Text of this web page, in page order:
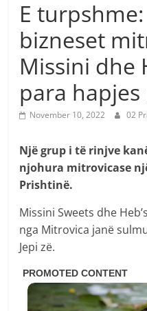
E
bizneset
Missini dhe
para
November 10, 2022 02
Një grup i të rinjve
njohura mitrovicase
Prishtinë.
Missini Sweets dhe
nga Mitrovica janë
Jepi zë.